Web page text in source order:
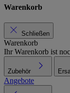
Warenkorb
Schließen
Warenkorb
Ihr Warenkorb ist
Zubehör
Angebote